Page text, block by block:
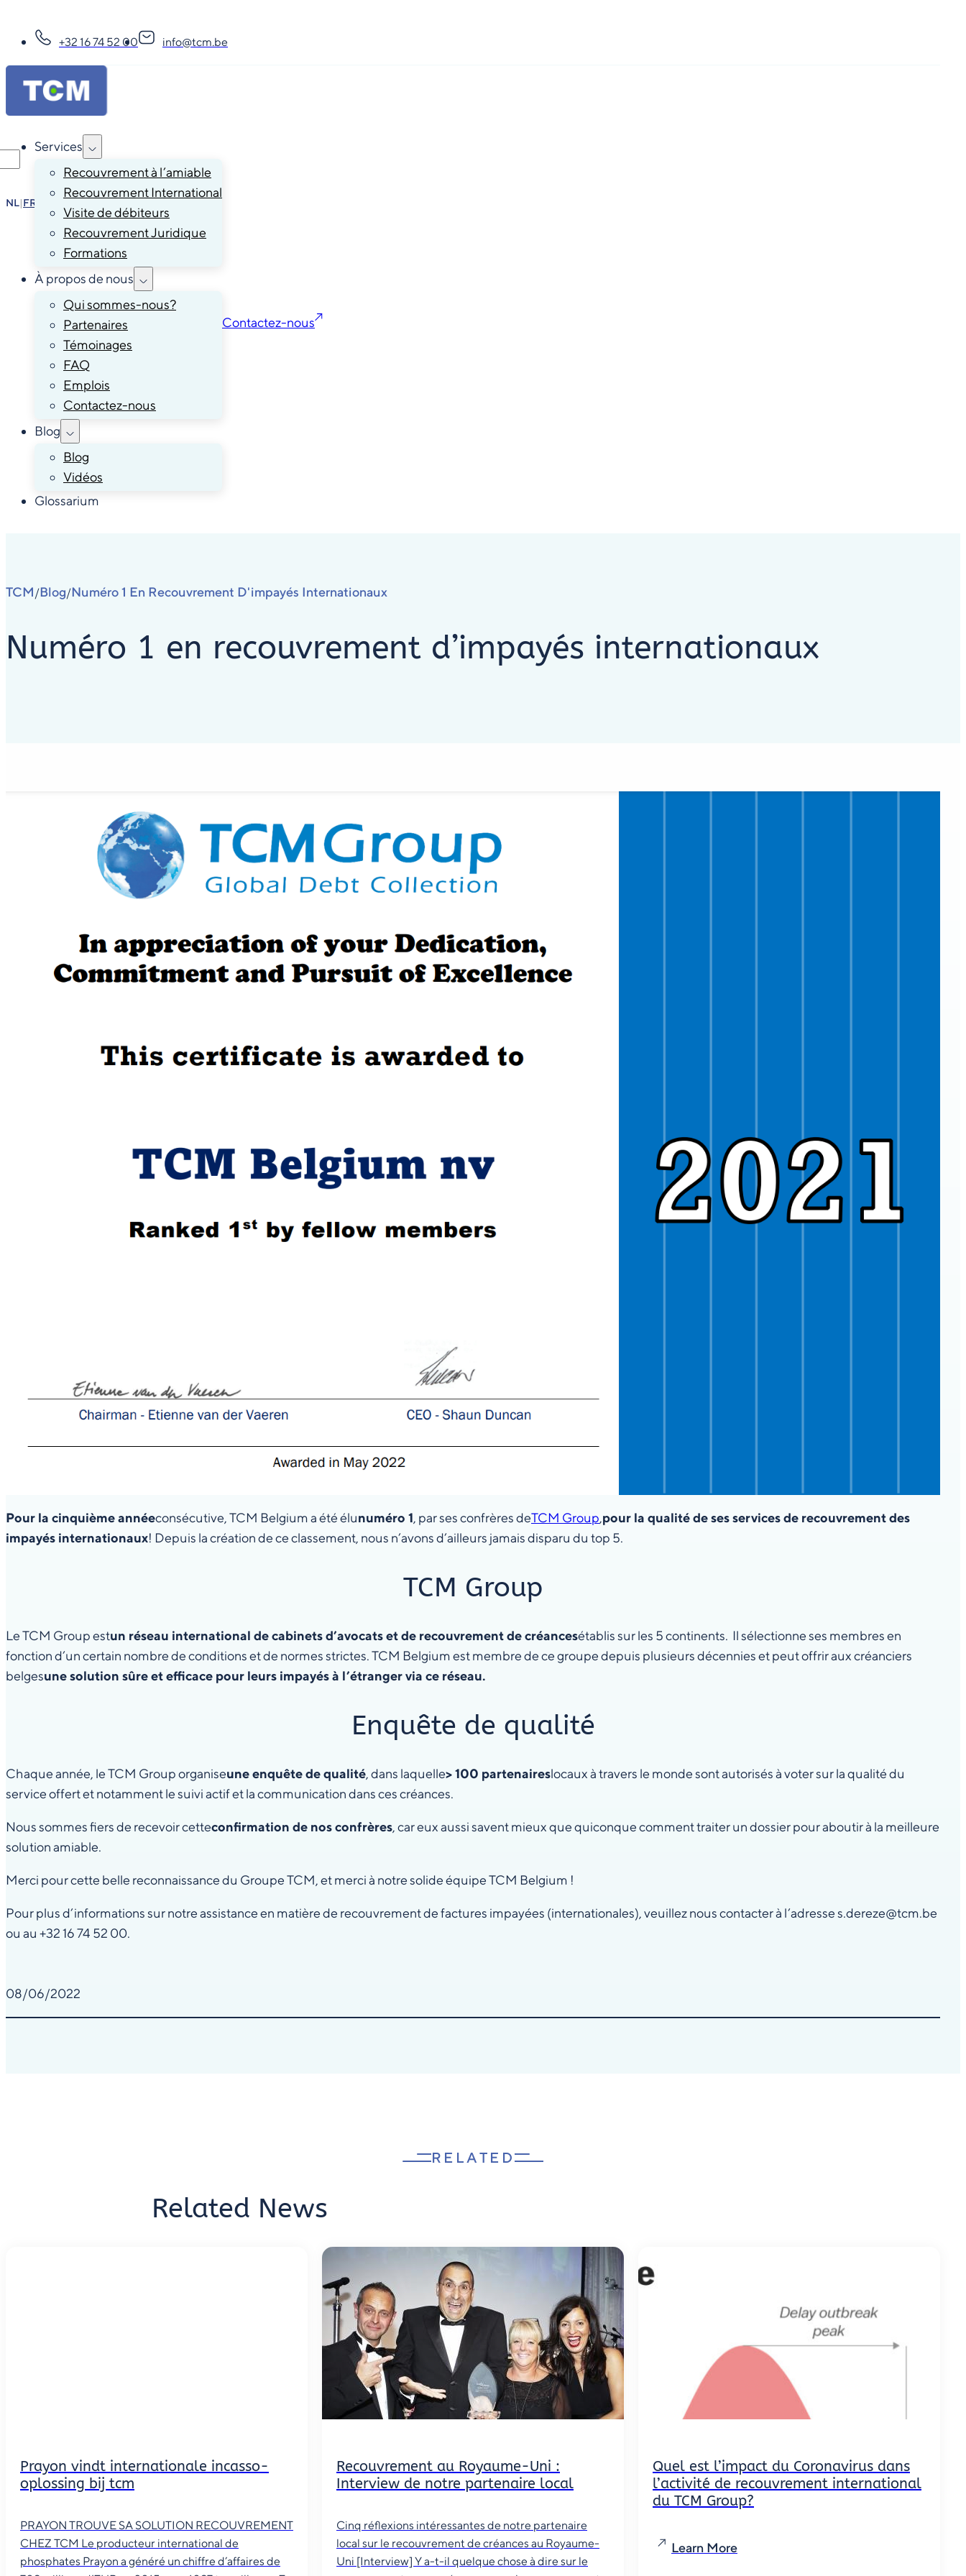
+32 16 74 52 00 info@tcm.be
NL|FR
Services
Recouvrement à l’amiable
Recouvrement International
Visite de débiteurs
Recouvrement Juridique
Formations
À propos de nous
Qui sommes-nous?
Partenaires
Témoinages
FAQ
Emplois
Contactez-nous
Blog
Blog
Vidéos
Glossarium
Contactez-nous
TCM /Blog/Numéro 1 En Recouvrement D'impayés Internationaux
Numéro 1 en recouvrement d’impayés internationaux
Pour la cinquième annéeconsécutive, TCM Belgium a été élunuméro 1, par ses confrères deTCM Group,pour la qualité de ses services de recouvrement des
impayés internationaux! Depuis la création de ce classement, nous n’avons d’ailleurs jamais disparu du top 5.
TCM Group
Le TCM Group estun réseau international de cabinets d’avocats et de recouvrement de créancesétablis sur les 5 continents. Il sélectionne ses membres en
fonction d’un certain nombre de conditions et de normes strictes. TCM Belgium est membre de ce groupe depuis plusieurs décennies et peut offrir aux créanciers
belgesune solution sûre et efficace pour leurs impayés à l’étranger via ce réseau.
Enquête de qualité
Chaque année, le TCM Group organiseune enquête de qualité, dans laquelle> 100 partenaireslocaux à travers le monde sont autorisés à voter sur la qualité du
service offert et notamment le suivi actif et la communication dans ces créances.
Nous sommes fiers de recevoir cetteconfirmation de nos confrères, car eux aussi savent mieux que quiconque comment traiter un dossier pour aboutir à la meilleure
solution amiable.
Merci pour cette belle reconnaissance du Groupe TCM, et merci à notre solide équipe TCM Belgium !
Pour plus d’informations sur notre assistance en matière de recouvrement de factures impayées (internationales), veuillez nous contacter à l’adresse s.dereze@tcm.be
ou au +32 16 74 52 00.
08/06/2022
RELATED
Related News
Prayon vindt internationale incasso-
oplossing bij tcm
PRAYON TROUVE SA SOLUTION RECOUVREMENT
CHEZ TCM Le producteur international de
phosphates Prayon a généré un chiffre d’affaires de
Recouvrement au Royaume-Uni :
Interview de notre partenaire local
Cinq réflexions intéressantes de notre partenaire
local sur le recouvrement de créances au Royaume-
Uni [Interview] Y a-t-il quelque chose à dire sur le
Quel est l’impact du Coronavirus dans
l’activité de recouvrement international
du TCM Group?
Learn More